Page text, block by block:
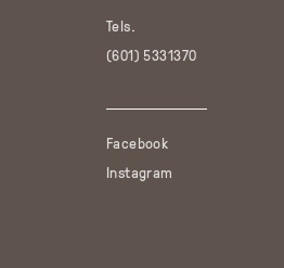
Tels.
(601) 5331370
Facebook
Instagram